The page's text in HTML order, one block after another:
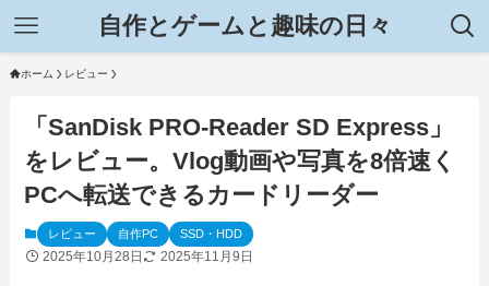
自作とゲームと趣味の日々
ホーム レビュー
「SanDisk PRO-Reader SD Express」
をレビュー。Vlog動画や写真を8倍速く
PCへ転送できるカードリーダー
レビュー 自作PC SSD・HDD
2025年10月28日 2025年11月9日